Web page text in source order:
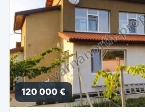
120 000 €